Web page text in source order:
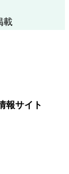
載
報サイト